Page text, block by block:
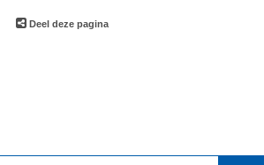
Deel deze pagina